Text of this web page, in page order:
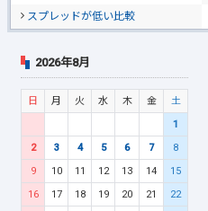
スプレッドが低い比較
2026年8月
日 月 火 水 木 金
土
1
2
3 4 5 6 7
8
9
10 11 12 13 14
15
16
17 18 19 20 21
22